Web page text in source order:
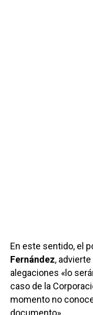
En este sentido, el
Fernández,
alegaciones «lo
caso de la
momento no
documento».